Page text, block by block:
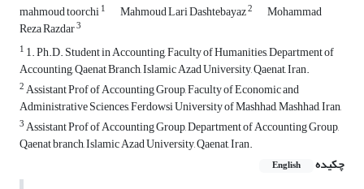
mahmoud toorchi1 Mahmoud Lari Dashtebayaz2 Mohammad
Reza Razdar3
1 1. Ph.D. Student in Accounting, Faculty of Humanities, Department of
Accounting, Qaenat Branch, Islamic Azad University, Qaenat, Iran.
2Assistant Prof of Accounting Group, Faculty of Economic and
Administrative Sciences, Ferdowsi University of Mashhad, Mashhad, Iran,
3Assistant Prof of Accounting Group, Department of Accounting Group,
Qaenat branch, Islamic Azad University, Qaenat, Iran.
چکیده
English